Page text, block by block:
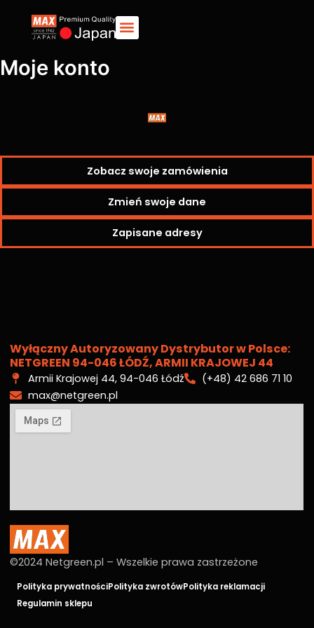
Moje konto
Zobacz swoje zamówienia
Zmień swoje dane
Zapisane adresy
©2024 Netgreen.pl – Wszelkie prawa zastrzeżone
Polityka prywatnościPolityka zwrotówPolityka reklamacji
Regulamin sklepu
Wyłączny Autoryzowany Dystrybutor w Polsce:
NETGREEN 94-046 ŁÓDŹ, ARMII KRAJOWEJ 44
Armii Krajowej 44, 94-046 Łódź
(+48) 42 686 71 10
max@netgreen.pl